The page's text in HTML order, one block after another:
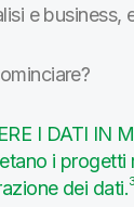
e business,
I DATI IN
i progetti
dei dati.3